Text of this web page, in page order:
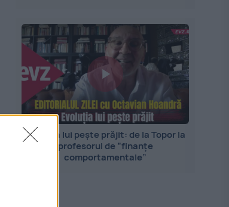
Evoluția lui pește prăjit: de la Topor la
profesorul de ”finanțe
comportamentale”